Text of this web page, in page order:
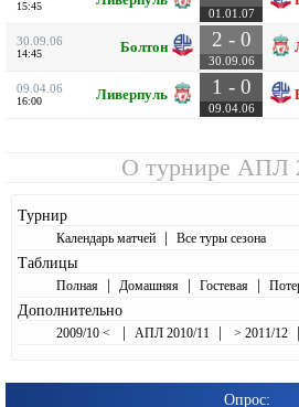
15:45
01.01.07
30.09.06
14:45 Болтон 2 - 0
30.09.06
09.04.06
16:00 Ливерпуль 1 - 0
09.04.06
О турнире АПЛ
Турнир
Календарь матчей | Все туры сезона
Таблицы
Полная | Домашняя | Гостевая |
Дополнительно
2009/10 < | АПЛ 2010/11 | > 2011/12 |
Опрос: